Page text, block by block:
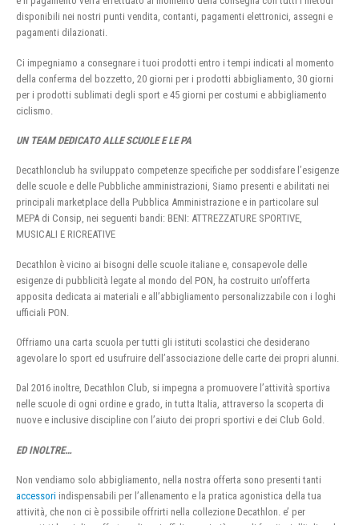
disponibili nei nostri punti vendita, contanti, pagamenti elettronici, assegni e
pagamenti dilazionati.
Ci impegniamo a consegnare i tuoi prodotti entro i tempi indicati al momento
della conferma del bozzetto, 20 giorni per i prodotti abbigliamento, 30 giorni
per i prodotti sublimati degli sport e 45 giorni per costumi e abbigliamento
ciclismo.
UN TEAM DEDICATO ALLE SCUOLE E LE PA
Decathlonclub ha sviluppato competenze specifiche per soddisfare l’esigenze
delle scuole e delle Pubbliche amministrazioni, Siamo presenti e abilitati nei
principali marketplace della Pubblica Amministrazione e in particolare sul
MEPA di Consip, nei seguenti bandi: BENI: ATTREZZATURE SPORTIVE,
MUSICALI E RICREATIVE
Decathlon è vicino ai bisogni delle scuole italiane e, consapevole delle
esigenze di pubblicità legate al mondo del PON, ha costruito un’offerta
apposita dedicata ai materiali e all’abbigliamento personalizzabile con i loghi
ufficiali PON.
Offriamo una carta scuola per tutti gli istituti scolastici che desiderano
agevolare lo sport ed usufruire dell’associazione delle carte dei propri alunni.
Dal 2016 inoltre, Decathlon Club, si impegna a promuovere l’attività sportiva
nelle scuole di ogni ordine e grado, in tutta Italia, attraverso la scoperta di
nuove e inclusive discipline con l’aiuto dei propri sportivi e dei Club Gold.
ED INOLTRE…
Non vendiamo solo abbigliamento, nella nostra offerta sono presenti tanti
accessori indispensabili per l’allenamento e la pratica agonistica della tua
attività, che non ci è possibile offrirti nella collezione Decathlon. e’ per